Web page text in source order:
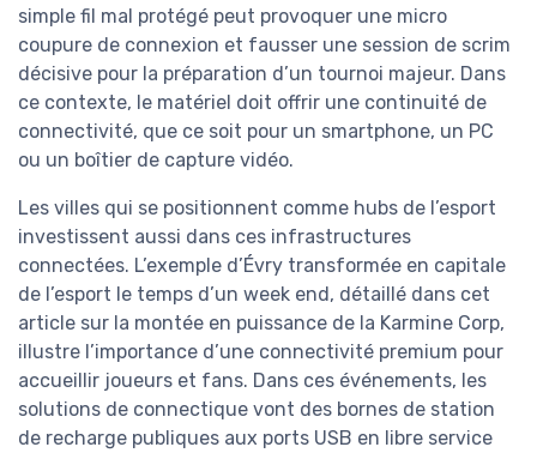
simple fil mal protégé peut provoquer une micro
coupure de connexion et fausser une session de scrim
décisive pour la préparation d’un tournoi majeur. Dans
ce contexte, le matériel doit offrir une continuité de
connectivité, que ce soit pour un smartphone, un PC
ou un boîtier de capture vidéo.
Les villes qui se positionnent comme hubs de l’esport
investissent aussi dans ces infrastructures
connectées. L’exemple d’Évry transformée en capitale
de l’esport le temps d’un week end, détaillé dans cet
article sur la montée en puissance de la Karmine Corp,
illustre l’importance d’une connectivité premium pour
accueillir joueurs et fans. Dans ces événements, les
solutions de connectique vont des bornes de station
de recharge publiques aux ports USB en libre service